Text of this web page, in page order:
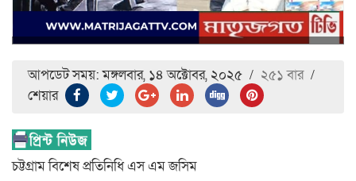
আপডেট সময়: মঙ্গলবার, ১৪ অক্টোবর, ২০২৫ / ২৫১ বার /
শেয়ার
চট্টগ্রাম বিশেষ প্রতিনিধি এস এম জসিম